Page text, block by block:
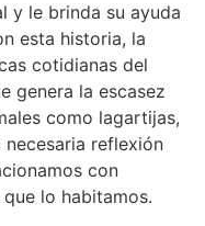
y le brinda su ayuda
esta historia, la
cotidianas del
genera la escasez
como lagartijas,
necesaria reflexión
con
lo habitamos.